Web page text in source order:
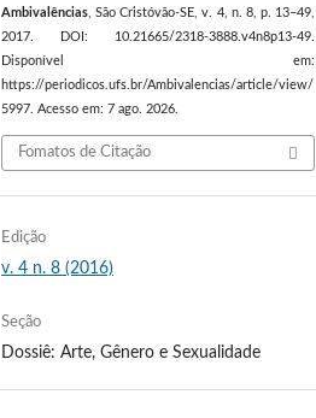
Ambivalências, São Cristóvão-SE, v. 4, n. 8, p. 13–49,
2017. DOI: 10.21665/2318-3888.v4n8p13-49.
Disponível em:
https://periodicos.ufs.br/Ambivalencias/article/view/
5997. Acesso em: 7 ago. 2026.
Fomatos de Citação
Edição
v. 4 n. 8 (2016)
Seção
Dossiê: Arte, Gênero e Sexualidade